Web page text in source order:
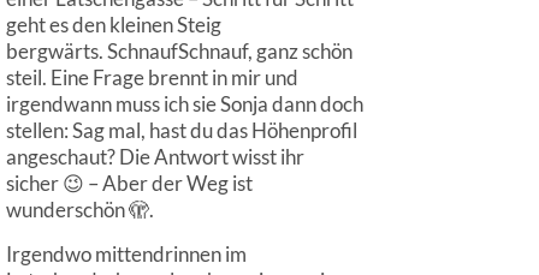
geht es den kleinen Steig
bergwärts. SchnaufSchnauf, ganz schön
steil. Eine Frage brennt in mir und
irgendwann muss ich sie Sonja dann doch
stellen: Sag mal, hast du das Höhenprofil
angeschaut? Die Antwort wisst ihr
sicher 😉 – Aber der Weg ist
wunderschön 🫣.
Irgendwo mittendrinnen im